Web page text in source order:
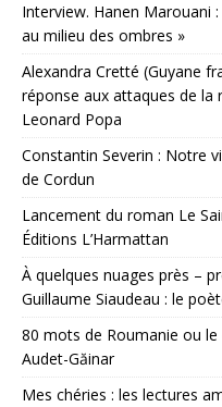
Interview. Hanen Marouani
au milieu des ombres »
Alexandra Cretté (Guyane
réponse aux attaques de la
Leonard Popa
Constantin Severin : Notre
de Cordun
Lancement du roman Le
Éditions L’Harmattan
À quelques nuages près –
Guillaume Siaudeau : le
80 mots de Roumanie ou
Audet-Găinar
Mes chéries : les lectures